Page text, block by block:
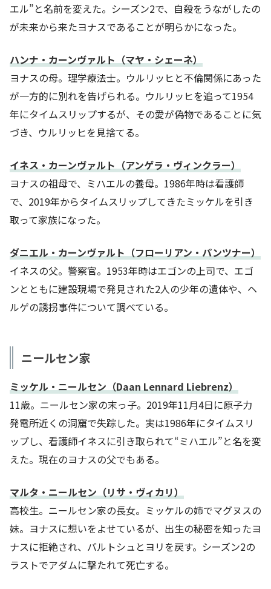
エル”と名前を変えた。シーズン2で、自殺をうながしたの
が未来から来たヨナスであることが明らかになった。
ハンナ・カーンヴァルト（マヤ・シェーネ）
ヨナスの母。理学療法士。ウルリッヒと不倫関係にあった
が一方的に別れを告げられる。ウルリッヒを追って1954
年にタイムスリップするが、その愛が偽物であることに気
づき、ウルリッヒを見捨てる。
イネス・カーンヴァルト（アンゲラ・ヴィンクラー）
ヨナスの祖母で、ミハエルの養母。1986年時は看護師
で、2019年からタイムスリップしてきたミッケルを引き
取って家族になった。
ダニエル・カーンヴァルト（フローリアン・パンツナー）
イネスの父。警察官。1953年時はエゴンの上司で、エゴ
ンとともに建設現場で発見された2人の少年の遺体や、ヘ
ルゲの誘拐事件について調べている。
ニールセン家
ミッケル・ニールセン（Daan Lennard Liebrenz）
11歳。ニールセン家の末っ子。2019年11月4日に原子力
発電所近くの洞窟で失踪した。実は1986年にタイムスリ
ップし、看護師イネスに引き取られて“ミハエル”と名を変
えた。現在のヨナスの父でもある。
マルタ・ニールセン（リサ・ヴィカリ）
高校生。ニールセン家の長女。ミッケルの姉でマグヌスの
妹。ヨナスに想いをよせているが、出生の秘密を知ったヨ
ナスに拒絶され、バルトシュとヨリを戻す。シーズン2の
ラストでアダムに撃たれて死亡する。